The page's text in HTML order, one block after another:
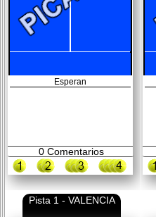
Esperan
0Comentarios
Pista 1 - VALENCIA